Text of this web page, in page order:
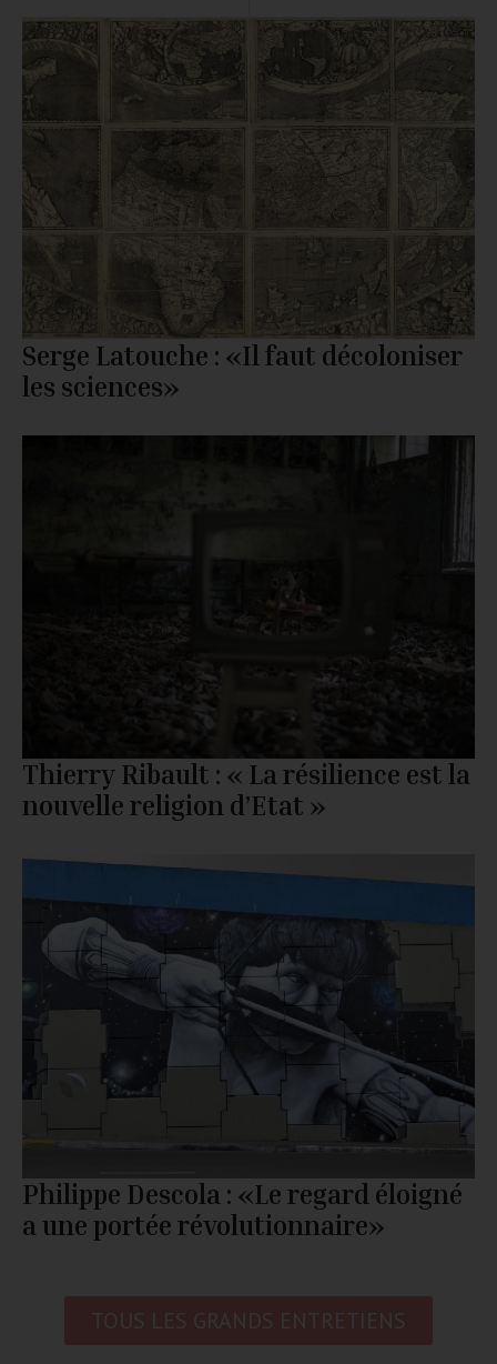
Serge Latouche : «Il faut décoloniser
les sciences»
Thierry Ribault : « La résilience est la
nouvelle religion d’Etat »
Philippe Descola : «Le regard éloigné
a une portée révolutionnaire»
TOUS LES GRANDS ENTRETIENS